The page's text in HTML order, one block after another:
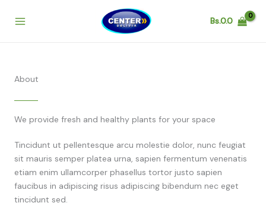
Bs.0.0
About
We provide fresh and healthy plants for your space
Tincidunt ut pellentesque arcu molestie dolor, nunc feugiat
sit mauris semper platea urna, sapien fermentum venenatis
etiam enim ullamcorper phasellus tortor justo sapien
faucibus in adipiscing risus adipiscing bibendum nec eget
tincidunt sed.